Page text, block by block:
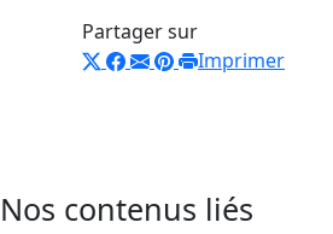
Partager sur
Imprimer
Nos contenus liés